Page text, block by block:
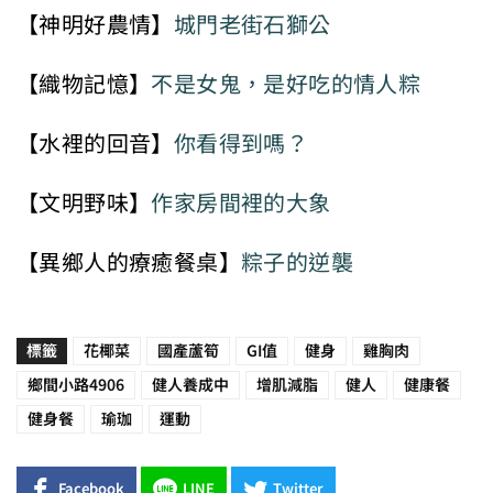
【神明好農情】 城門老街石獅公
【織物記憶】 不是女鬼，是好吃的情人粽
【水裡的回音】 你看得到嗎？
【文明野味】 作家房間裡的大象
【異鄉人的療癒餐桌】 粽子的逆襲
標籤 花椰菜 國產蘆筍 GI值 健身 雞胸肉
鄉間小路4906 健人養成中 增肌減脂 健人 健康餐
健身餐 瑜珈 運動